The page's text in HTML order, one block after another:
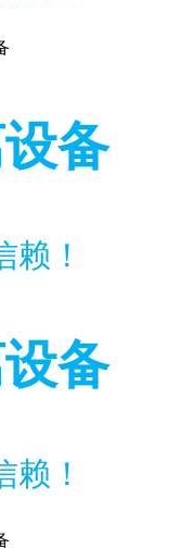
备
！
备
！